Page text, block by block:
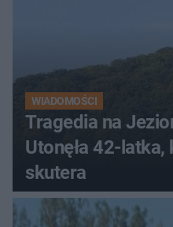
WIADOMOŚCI
Tragedia na
Utonęła 42-latka,
skutera